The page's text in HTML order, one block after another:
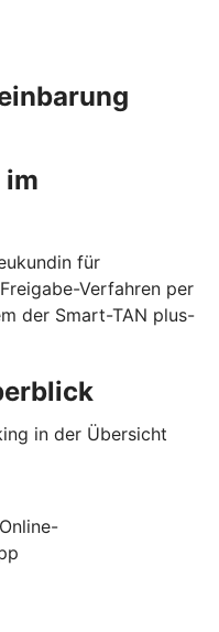
im
für
Verfahren per
der Smart-TAN plus-
in der Übersicht